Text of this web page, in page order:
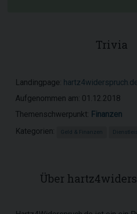
Trivia
Landingpage:
Aufgenommen am: 01.12.2018
Themenschwerpunkt: Finanzen
Kategorien:
Geld & Finanzen
Über